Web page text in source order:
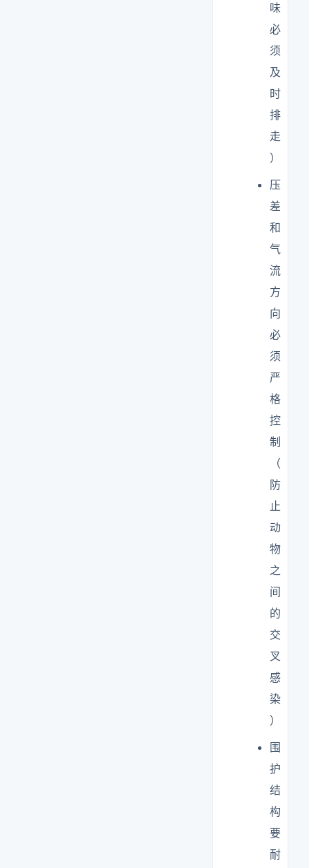
味
必
须
及
时
排
走
）
压
差
和
气
流
方
向
必
须
严
格
控
制
（
防
止
动
物
之
间
的
交
叉
感
染
）
围
护
结
构
要
耐